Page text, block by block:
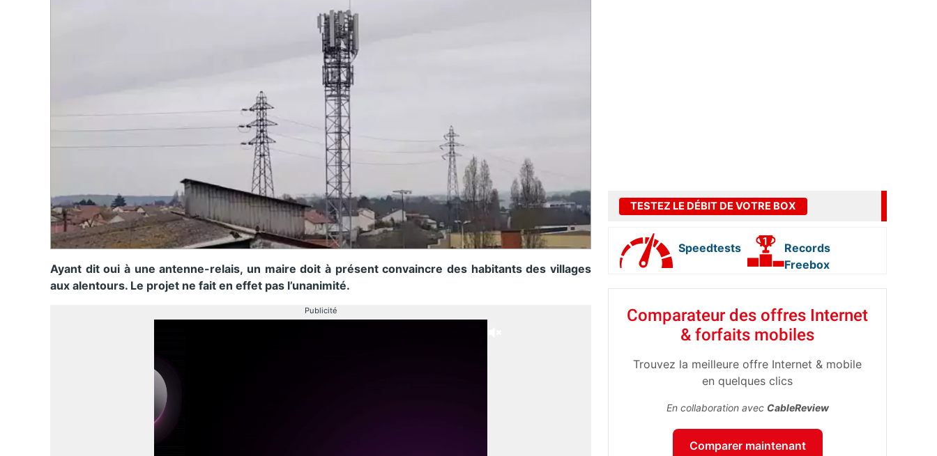
Ayant dit oui à une antenne-relais, un maire doit à présent convaincre des habitants des villages
aux alentours. Le projet ne fait en effet pas l’unanimité.
Publicité
TESTEZ LE DÉBIT DE VOTRE BOX
Speedtests
Records
Freebox
Comparateur des offres Internet
& forfaits mobiles
Trouvez la meilleure offre Internet & mobile
en quelques clics
En collaboration avec CableReview
Comparer maintenant